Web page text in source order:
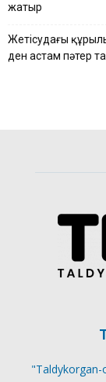
жатыр
Жетісудағы
ден астам пәтер